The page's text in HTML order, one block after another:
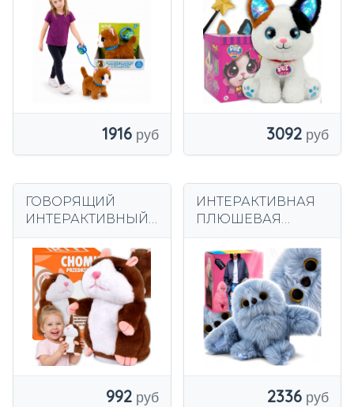
1916
загорающейся
палочкой»
«Танцующий кот»
3092
ГОВОРЯЩИЙ
ИНТЕРАКТИВНЫЙ
ПЕРЕСМЕШНИК
ИГРУШКА
ПОВТОРЯЕТ
СЛОВА
992
ИНТЕРАКТИВНАЯ
ПЛЮШЕВАЯ
МЕДВЕДЬ СОВА
ПОВТОРЯЕТ
СЛОВА РЕАГИРУЕТ
НА КАСАНИЕ
МИРУМИ
2336